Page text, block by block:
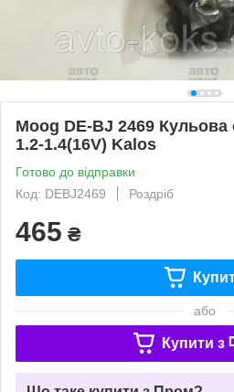
Moog DE-BJ 2469
1.2-1.4(16V) Kalos
Готово до відправки
Код: DEBJ2469
Роздріб
465 ₴
або
Купити з